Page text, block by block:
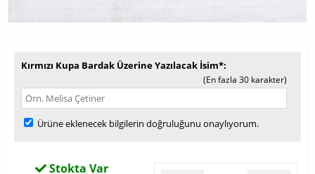
Kırmızı Kupa Bardak Üzerine Yazılacak İsim*
(En fazla 30 karakter)
Ürüne eklenecek bilgilerin doğruluğunu onaylıyorum.
Stokta Var